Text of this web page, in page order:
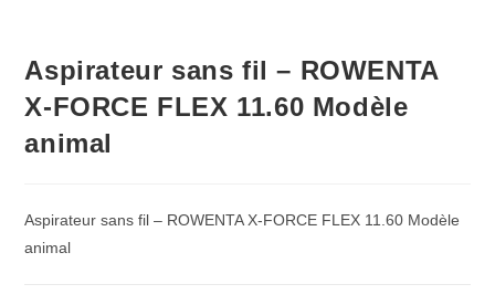
Aspirateur sans fil – ROWENTA
X-FORCE FLEX 11.60 Modèle
animal
Aspirateur sans fil – ROWENTA X-FORCE FLEX 11.60 Modèle
animal